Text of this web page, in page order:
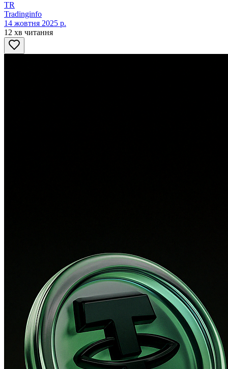
TR
Tradinginfo
14 жовтня 2025 р.
12 хв читання